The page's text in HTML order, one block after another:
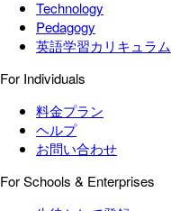
Technology
Pedagogy
英語学習カリキュラム
For Individuals
料金プラン
ヘルプ
お問い合わせ
For Schools & Enterprises